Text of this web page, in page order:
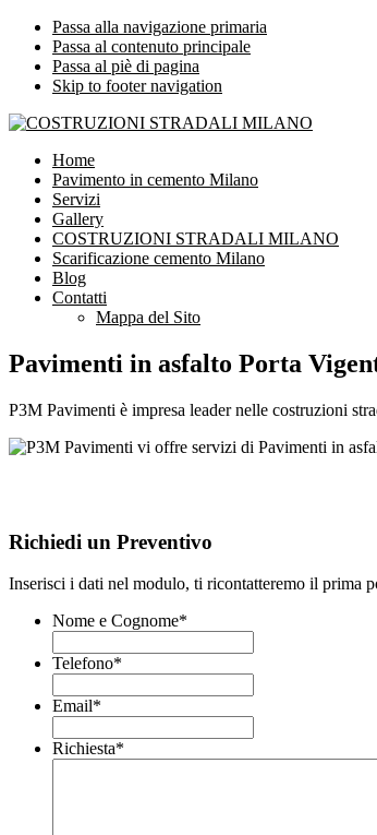
Passa alla navigazione primaria
Passa al contenuto principale
Passa al piè di pagina
Skip to footer navigation
COSTRUZIONI STRADALI MILANO
Impresa leader nelle costruzioni stradali Milano
Home
Pavimento in cemento Milano
Servizi
Gallery
COSTRUZIONI STRADALI MILANO
Scarificazione cemento Milano
Blog
Contatti
Mappa del Sito
Pavimenti in asfalto Porta
P3M Pavimenti è impresa leader nelle costruzioni
Richiedi un Preventivo
Inserisci i dati nel modulo, ti ricontatteremo il prima
Nome e Cognome*
Telefono*
Email*
Richiesta*